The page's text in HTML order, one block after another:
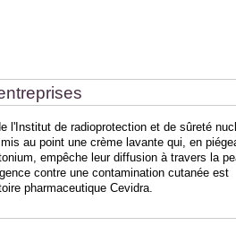
l'Institut de radioprotection et de sûreté
au point une crème lavante qui, en
empêche leur diffusion à travers la
contre une contamination cutanée est
pharmaceutique Cevidra.